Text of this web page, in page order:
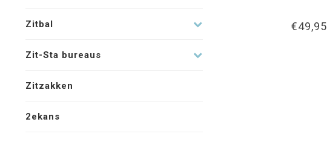
Zitbal
Zit-Sta bureaus
Zitzakken
2ekans
€49,95